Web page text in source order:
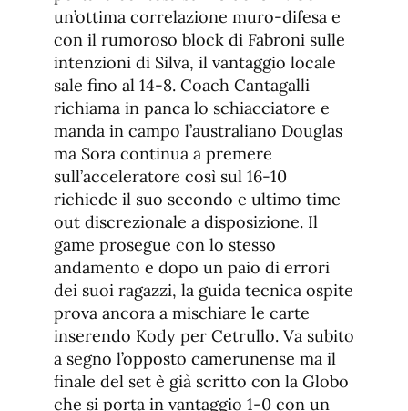
un’ottima correlazione muro-difesa e
con il rumoroso block di Fabroni sulle
intenzioni di Silva, il vantaggio locale
sale fino al 14-8. Coach Cantagalli
richiama in panca lo schiacciatore e
manda in campo l’australiano Douglas
ma Sora continua a premere
sull’acceleratore così sul 16-10
richiede il suo secondo e ultimo time
out discrezionale a disposizione. Il
game prosegue con lo stesso
andamento e dopo un paio di errori
dei suoi ragazzi, la guida tecnica ospite
prova ancora a mischiare le carte
inserendo Kody per Cetrullo. Va subito
a segno l’opposto camerunense ma il
finale del set è già scritto con la Globo
che si porta in vantaggio 1-0 con un